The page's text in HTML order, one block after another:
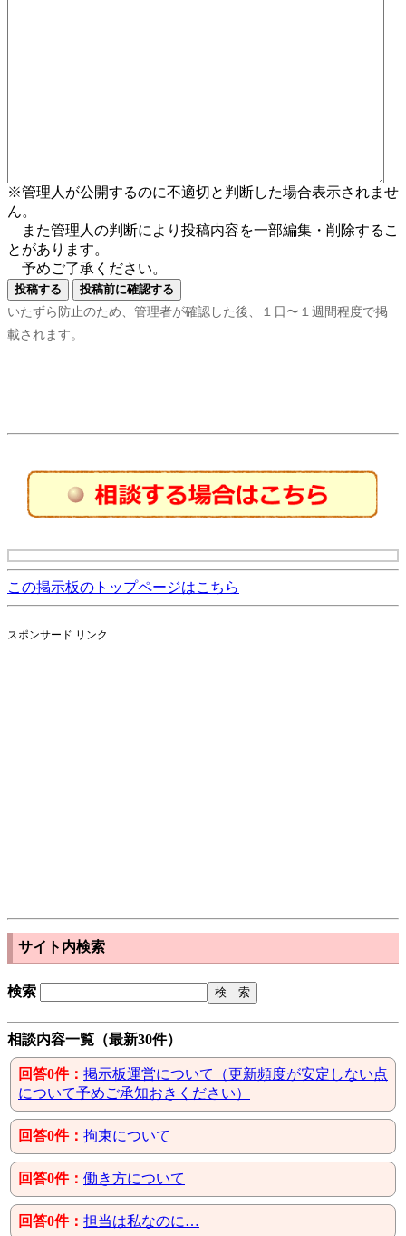
※管理人が公開するのに不適切と判断した場合表示されませ
ん。
また管理人の判断により投稿内容を一部編集・削除するこ
とがあります。
予めご了承ください。
いたずら防止のため、管理者が確認した後、１日〜１週間程度で掲
載されます。
この掲示板のトップページはこちら
スポンサード リンク
サイト内検索
検索
相談内容一覧（最新30件）
回答0件： 掲示板運営について（更新頻度が安定しない点
について予めご承知おきください）
回答0件： 拘束について
回答0件： 働き方について
回答0件： 担当は私なのに…